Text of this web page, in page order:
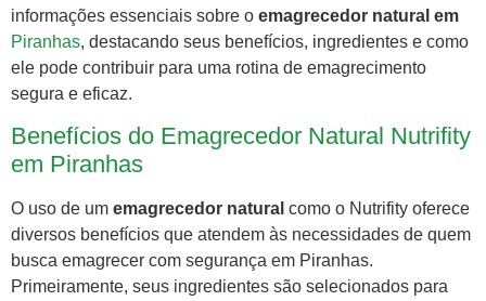
informações essenciais sobre o emagrecedor natural em
Piranhas, destacando seus benefícios, ingredientes e como
ele pode contribuir para uma rotina de emagrecimento
segura e eficaz.
Benefícios do Emagrecedor Natural Nutrifity
em Piranhas
O uso de um emagrecedor natural como o Nutrifity oferece
diversos benefícios que atendem às necessidades de quem
busca emagrecer com segurança em Piranhas.
Primeiramente, seus ingredientes são selecionados para